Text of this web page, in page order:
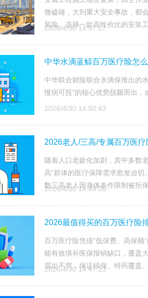
微磕碰，大到重大安全事故，都
风险。选择一款高性价比的安装
2026/4/30 14:57:27
中华水滴蓝鲸百万医疗险怎
中华联合财险联合水滴保推出的
慢病可投”的核心优势脱颖而出
2026/4/30 14:50:43
2026老人/三高/专属百万医
随着人口老龄化加剧，其中多数
高”群体的医疗保障需求愈发迫
数三高老人因身体条件限制被拒
2026/4/30 14:49:06
2026最值得买的百万医疗险
百万医疗险凭借“低保费、高保
能有效填补医保报销缺口，覆盖
层出不穷，保证续保、特药覆盖
2026/4/30 14:47:23